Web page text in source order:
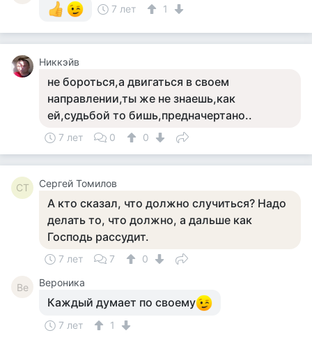
7 лет
1
Никкэйв
не бороться,а двигаться в своем
направлении,ты же не знаешь,как
ей,судьбой то бишь,предначертано..
7 лет 0 0
СТ Сергей Томилов
А кто сказал, что должно случиться? Надо
делать то, что должно, а дальше как
Господь рассудит.
7 лет 7 0
Ве Вероника
Каждый думает по своему
7 лет 1